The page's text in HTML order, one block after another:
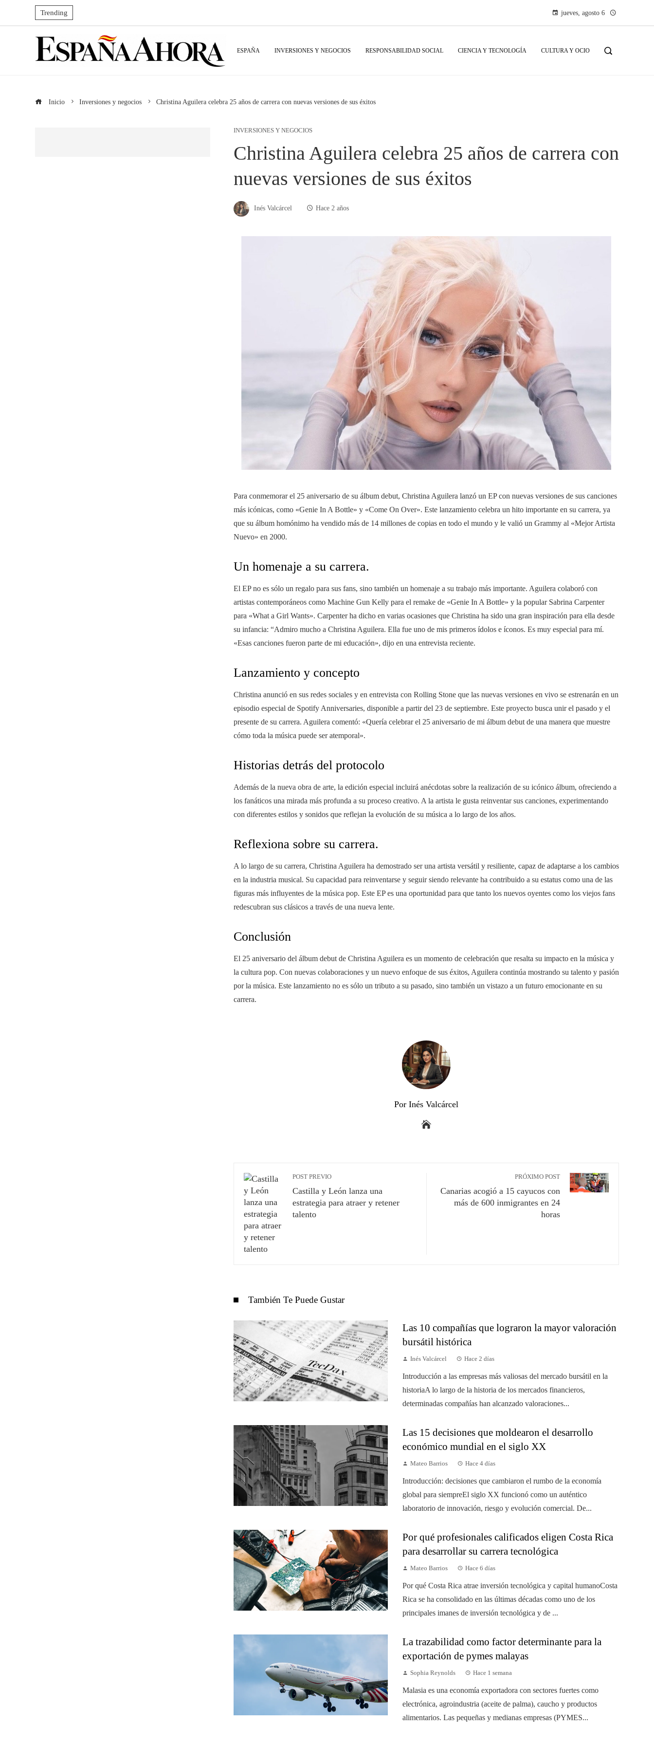
Trending jueves, agosto 6
ESPAÑA INVERSIONES Y NEGOCIOS RESPONSABILIDAD SOCIAL CIENCIA Y TECNOLOGÍA CULTURA Y OCIO
Inicio Inversiones y negocios Christina Aguilera celebra 25 años de carrera con nuevas versiones de sus éxitos
INVERSIONES Y NEGOCIOS
Christina Aguilera celebra 25 años de carrera con
nuevas versiones de sus éxitos
Inés Valcárcel Hace 2 años
Para conmemorar el 25 aniversario de su álbum debut, Christina Aguilera lanzó un EP con nuevas versiones de sus canciones
más icónicas, como «Genie In A Bottle» y «Come On Over». Este lanzamiento celebra un hito importante en su carrera, ya
que su álbum homónimo ha vendido más de 14 millones de copias en todo el mundo y le valió un Grammy al «Mejor Artista
Nuevo» en 2000.
Un homenaje a su carrera.
El EP no es sólo un regalo para sus fans, sino también un homenaje a su trabajo más importante. Aguilera colaboró ​​con
artistas contemporáneos como Machine Gun Kelly para el remake de «Genie In A Bottle» y la popular Sabrina Carpenter
para «What a Girl Wants». Carpenter ha dicho en varias ocasiones que Christina ha sido una gran inspiración para ella desde
su infancia: “Admiro mucho a Christina Aguilera. Ella fue uno de mis primeros ídolos e íconos. Es muy especial para mí.
«Esas canciones fueron parte de mi educación», dijo en una entrevista reciente.
Lanzamiento y concepto
Christina anunció en sus redes sociales y en entrevista con Rolling Stone que las nuevas versiones en vivo se estrenarán en un
episodio especial de Spotify Anniversaries, disponible a partir del 23 de septiembre. Este proyecto busca unir el pasado y el
presente de su carrera. Aguilera comentó: «Quería celebrar el 25 aniversario de mi álbum debut de una manera que muestre
cómo toda la música puede ser atemporal».
Historias detrás del protocolo
Además de la nueva obra de arte, la edición especial incluirá anécdotas sobre la realización de su icónico álbum, ofreciendo a
los fanáticos una mirada más profunda a su proceso creativo. A la artista le gusta reinventar sus canciones, experimentando
con diferentes estilos y sonidos que reflejan la evolución de su música a lo largo de los años.
Reflexiona sobre su carrera.
A lo largo de su carrera, Christina Aguilera ha demostrado ser una artista versátil y resiliente, capaz de adaptarse a los cambios
en la industria musical. Su capacidad para reinventarse y seguir siendo relevante ha contribuido a su estatus como una de las
figuras más influyentes de la música pop. Este EP es una oportunidad para que tanto los nuevos oyentes como los viejos fans
redescubran sus clásicos a través de una nueva lente.
Conclusión
El 25 aniversario del álbum debut de Christina Aguilera es un momento de celebración que resalta su impacto en la música y
la cultura pop. Con nuevas colaboraciones y un nuevo enfoque de sus éxitos, Aguilera continúa mostrando su talento y pasión
por la música. Este lanzamiento no es sólo un tributo a su pasado, sino también un vistazo a un futuro emocionante en su
carrera.
Por Inés Valcárcel
POST PREVIO
Castilla y León lanza una
estrategia para atraer y retener
talento
PRÓXIMO POST
Canarias acogió a 15 cayucos con
más de 600 inmigrantes en 24
horas
También Te Puede Gustar
Las 10 compañías que lograron la mayor valoración
bursátil histórica
Inés Valcárcel Hace 2 días
Introducción a las empresas más valiosas del mercado bursátil en la
historiaA lo largo de la historia de los mercados financieros,
determinadas compañías han alcanzado valoraciones...
Las 15 decisiones que moldearon el desarrollo
económico mundial en el siglo XX
Mateo Barrios Hace 4 días
Introducción: decisiones que cambiaron el rumbo de la economía
global para siempreEl siglo XX funcionó como un auténtico
laboratorio de innovación, riesgo y evolución comercial. De...
Por qué profesionales calificados eligen Costa Rica
para desarrollar su carrera tecnológica
Mateo Barrios Hace 6 días
Por qué Costa Rica atrae inversión tecnológica y capital humanoCosta
Rica se ha consolidado en las últimas décadas como uno de los
principales imanes de inversión tecnológica y de ...
La trazabilidad como factor determinante para la
exportación de pymes malayas
Sophia Reynolds Hace 1 semana
Malasia es una economía exportadora con sectores fuertes como
electrónica, agroindustria (aceite de palma), caucho y productos
alimentarios. Las pequeñas y medianas empresas (PYMES...